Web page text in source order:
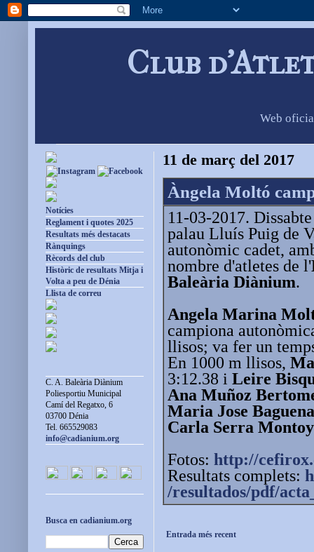
Club
Web
11 de març del 2017
Àngela Moltó
11-03-2017.
palau Lluís Puig de
autonòmic cadet,
nombre d'atletes de l'
Baleària Diànium.
Angela Marina
campiona
llisos; va fer un
En 1000 m llisos,
3:12.38 i Leire
Ana Muñoz
Maria Jose
Carla Serra
Fotos: http://
Resultats complets:
/resultados/pdf/
Entrada més recent
Notícies
Reglament i quotes 2025
Resultats més destacats
Rànquings
Rècords del club
Històric de resultats Mitja i
Volta a peu de Dénia
Llista de correu
C. A. Baleària Diànium
Poliesportiu Municipal
Camí del Regatxo, 6
03700 Dénia
Tel. 665529083
info@cadianium.org
Busca en cadianium.org